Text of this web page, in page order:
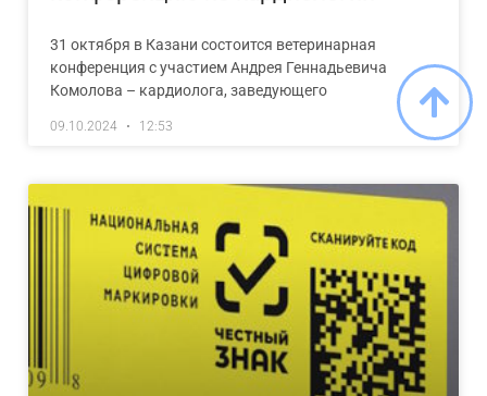
31 октября в Казани состоится ветеринарная
конференция с участием Андрея Геннадьевича
Комолова – кардиолога, заведующего
09.10.2024 12:53